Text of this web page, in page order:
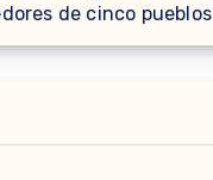
de cinco pueblos